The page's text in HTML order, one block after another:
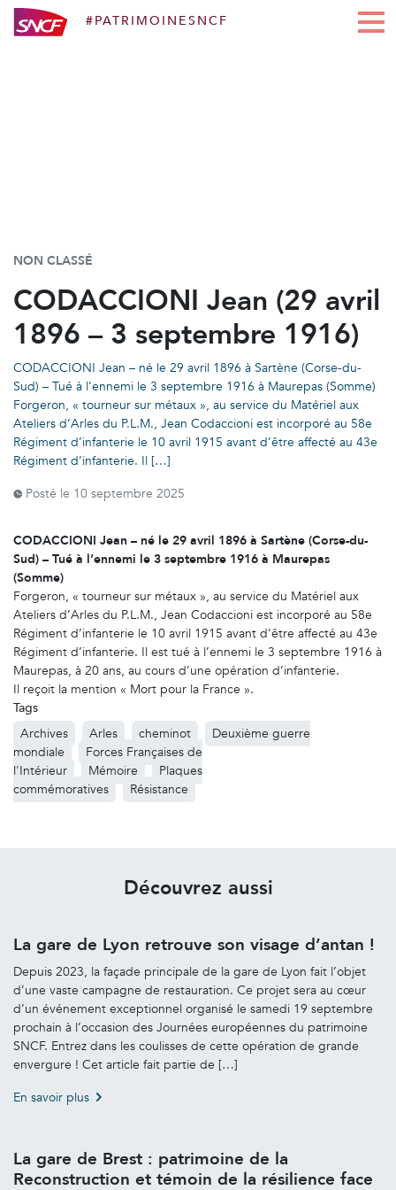
#PATRIMOINESNCF
NON CLASSÉ
CODACCIONI Jean (29 avril
1896 – 3 septembre 1916)
CODACCIONI Jean – né le 29 avril 1896 à Sartène (Corse-du-
Sud) – Tué à l’ennemi le 3 septembre 1916 à Maurepas (Somme)
Forgeron, « tourneur sur métaux », au service du Matériel aux
Ateliers d’Arles du P.L.M., Jean Codaccioni est incorporé au 58e
Régiment d’infanterie le 10 avril 1915 avant d’être affecté au 43e
Régiment d’infanterie. Il […]
Posté le 10 septembre 2025
CODACCIONI Jean – né le 29 avril 1896 à Sartène (Corse-du-
Sud) – Tué à l’ennemi le 3 septembre 1916 à Maurepas
(Somme)
Forgeron, « tourneur sur métaux », au service du Matériel aux
Ateliers d’Arles du P.L.M., Jean Codaccioni est incorporé au 58e
Régiment d’infanterie le 10 avril 1915 avant d’être affecté au 43e
Régiment d’infanterie. Il est tué à l’ennemi le 3 septembre 1916 à
Maurepas, à 20 ans, au cours d’une opération d’infanterie.
Il reçoit la mention « Mort pour la France ».
Tags
Archives
Arles cheminot
Deuxième guerre
mondiale
Forces Françaises de
l'Intérieur
Mémoire
Plaques
commémoratives
Résistance
Découvrez aussi
La gare de Lyon retrouve son visage d’antan !
Depuis 2023, la façade principale de la gare de Lyon fait l’objet
d’une vaste campagne de restauration. Ce projet sera au cœur
d’un événement exceptionnel organisé le samedi 19 septembre
prochain à l’occasion des Journées européennes du patrimoine
SNCF. Entrez dans les coulisses de cette opération de grande
envergure ! Cet article fait partie de […]
En savoir plus
La gare de Brest : patrimoine de la
Reconstruction et témoin de la résilience face